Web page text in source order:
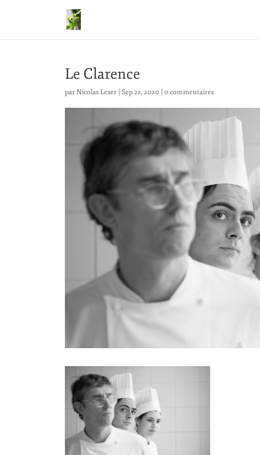
Le Clarence
parNicolas Leser Sep 22, 2020 0 commentaires